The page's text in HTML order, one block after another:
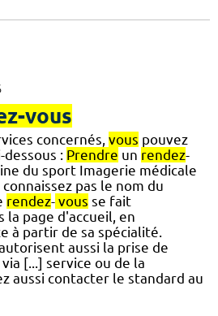
vous
concernés, vous pouvez
: Prendre un rendez-
du sport Imagerie médicale
connaissez pas le nom du
rendez- vous se fait
la page d'accueil, en
à partir de sa spécialité.
aussi la prise de
[...] service ou de la
aussi contacter le standard au